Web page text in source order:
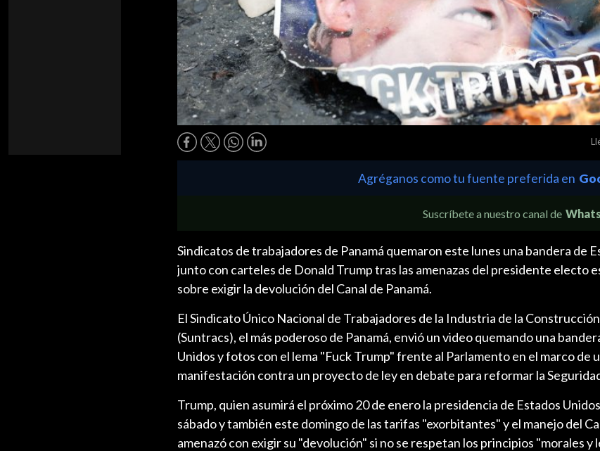
Agréganos como tu fuente preferida en
Suscríbete a nuestro canal de
Sindicatos de trabajadores de Panamá quemaron este lunes una bandera de
junto con carteles de Donald Trump tras las amenazas del presidente electo
sobre exigir la devolución del Canal de Panamá.
El Sindicato Único Nacional de Trabajadores de la Industria de la
(Suntracs), el más poderoso de Panamá, envió un video quemando una
Unidos y fotos con el lema "Fuck Trump" frente al Parlamento en el marco de
manifestación contra un proyecto de ley en debate para reformar la
Trump, quien asumirá el próximo 20 de enero la presidencia de Estados
sábado y también este domingo de las tarifas "exorbitantes" y el manejo del
amenazó con exigir su "devolución" si no se respetan los principios "morales y